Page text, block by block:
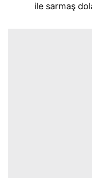
ile sarmaş